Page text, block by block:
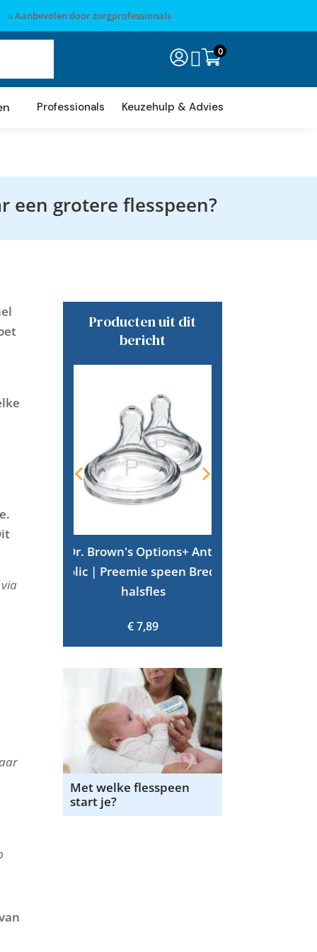
NAanbevolen door zorgprofessionals
 0
Professionals Keuzehulp & Advies
een grotere flesspeen?
Producten uit dit
bericht
Dr. Brown's Options+ Anti-
colic | Preemie speen Brede
halsfles
€7,89
Met welke flesspeen
start je?